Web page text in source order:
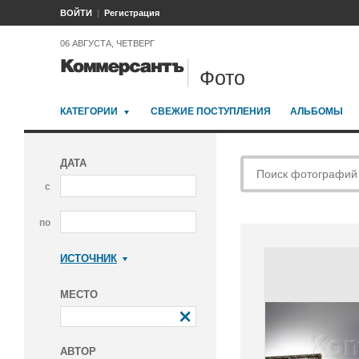
ВОЙТИ Регистрация
06 АВГУСТА, ЧЕТВЕРГ
Фото
КАТЕГОРИИ СВЕЖИЕ ПОСТУПЛЕНИЯ АЛЬБОМЫ
ДАТА
с
по
ИСТОЧНИК
МЕСТО
АВТОР